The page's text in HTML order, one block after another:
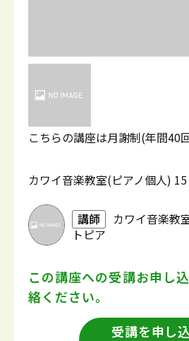
こちらの講座は月謝制(年間40
カワイ音楽教室(ピアノ個人)
講師
カワイ音楽
トピア
この講座への受講お申し
絡ください。
受講を申し